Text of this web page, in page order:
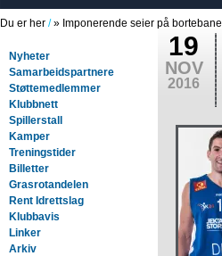
Du er her /» Imponerende seier på bortebane
Nyheter
Samarbeidspartnere
Støttemedlemmer
Klubbnett
Spillerstall
Kamper
Treningstider
Billetter
Grasrotandelen
Rent Idrettslag
Klubbavis
Linker
Arkiv
19
NOV
2016